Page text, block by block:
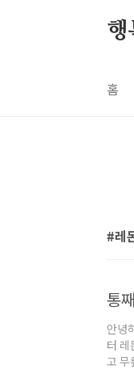
행
홈
레
통
안녕
터 레
고 무